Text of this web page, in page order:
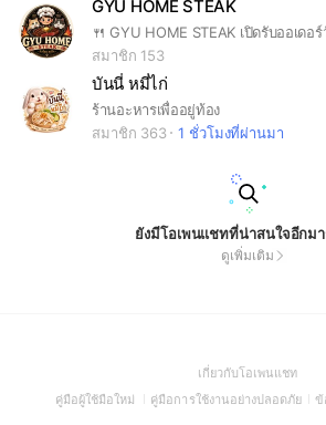
GYU HOME STEAK
สมาชิก 153
บันนี่ หมี่ไก่
ร้านอะหารเพื่ออยู่ท้อง
สมาชิก 363
1 ชั่วโมงที่ผ่านมา
ยังมีโอเพนแชทที่น่าสนใจอีกม
ดูเพิ่มเติม
เกี่ยวกับโอเพนแชท(Open
in
คู่มือผู้ใช้มือใหม่
(Open
คู่มือการใช้งานอย่างปลอดภัย ข้